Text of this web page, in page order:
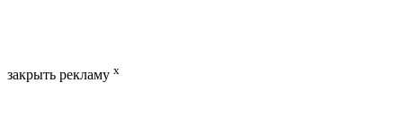
закрыть рекламу x